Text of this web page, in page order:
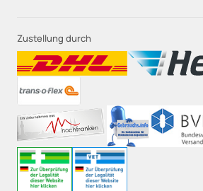
Zustellung durch